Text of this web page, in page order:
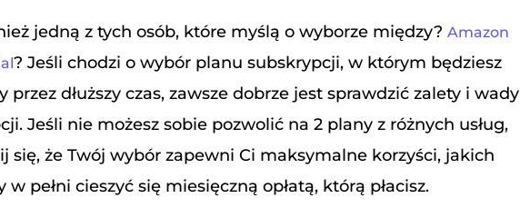
jedną z tych osób, które myślą o wyborze między? Amazon
? Jeśli chodzi o wybór planu subskrypcji, w którym będziesz
przez dłuższy czas, zawsze dobrze jest sprawdzić zalety i wady
Jeśli nie możesz sobie pozwolić na 2 plany z różnych usług,
się, że Twój wybór zapewni Ci maksymalne korzyści, jakich
w pełni cieszyć się miesięczną opłatą, którą płacisz.